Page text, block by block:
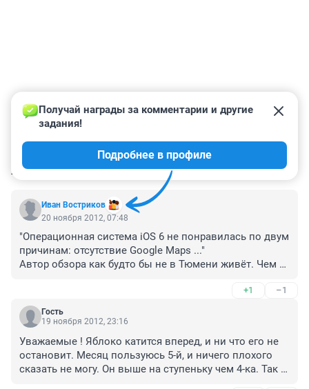
КОММЕНТАРИИ 111
Иван Востриков
Получай награды за комментарии и другие
задания!
Подробнее в профиле
20 ноября 2012, 07:48
"Операционная система iOS 6 не понравилась по двум
причинам: отсутствие Google Maps ..."
Автор обзора как будто бы не в Тюмени живёт. Чем
этих картах Тюмени даже не было (а в яблочных
картах есть, как ни странно)! То же относится и к
множеству других российских городов, от Сочи до
Уж для кого-кого, а для жителей России, особенно по
эту сторону Урала, отказ от карт Гугла - точно не
недостаток.
+1 –1
Гость
19 ноября 2012, 23:16
Уважаемые ! Яблоко катится вперед, и ни что его не
остановит. Месяц пользуюсь 5-й, и ничего плохого
сказать не могу. Он выше на ступеньку чем 4-ка. Так